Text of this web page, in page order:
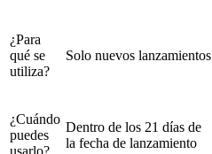
¿Para
qué se
utiliza?
Solo nuevos lanzamientos
¿Cuándo
puedes
usarlo?
Dentro de los 21 días de
la fecha de lanzamiento